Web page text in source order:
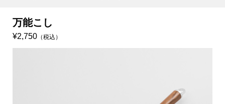
万能こし
¥2,750（税込）